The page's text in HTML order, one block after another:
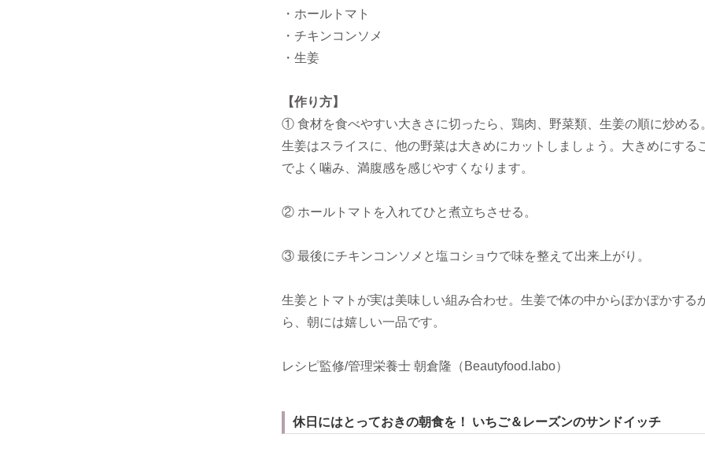
・ホールトマト
・チキンコンソメ
・生姜
【作り方】
① 食材を食べやすい大きさに切ったら、鶏肉、野菜類、生姜の順に炒める
生姜はスライスに、他の野菜は大きめにカットしましょう。大きめにする
でよく噛み、満腹感を感じやすくなります。
② ホールトマトを入れてひと煮立ちさせる。
③ 最後にチキンコンソメと塩コショウで味を整えて出来上がり。
生姜とトマトが実は美味しい組み合わせ。生姜で体の中からぽかぽかする
ら、朝には嬉しい一品です。
レシピ監修/管理栄養士 朝倉隆（Beautyfood.labo）
休日にはとっておきの朝食を！ いちご＆レーズンのサンドイッチ